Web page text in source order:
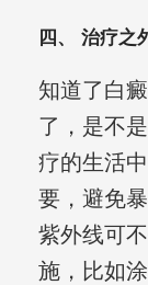
四、 治疗之
知道了白
了，是不
疗的生活
要，避免
紫外线可
施，比如